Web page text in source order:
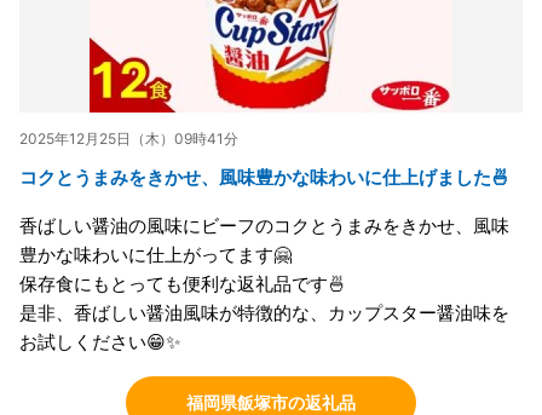
2025年12月25日（木）09時41分
コクとうまみをきかせ、風味豊かな味わいに仕上げました🍜
香ばしい醤油の風味にビーフのコクとうまみをきかせ、風味
豊かな味わいに仕上がってます🤗
保存食にもとっても便利な返礼品です🍜
是非、香ばしい醤油風味が特徴的な、カップスター醤油味を
お試しください😁✨
福岡県飯塚市の返礼品